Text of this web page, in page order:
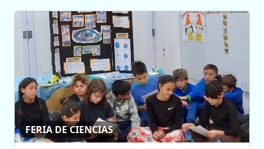
FERIA DE CIENCIAS